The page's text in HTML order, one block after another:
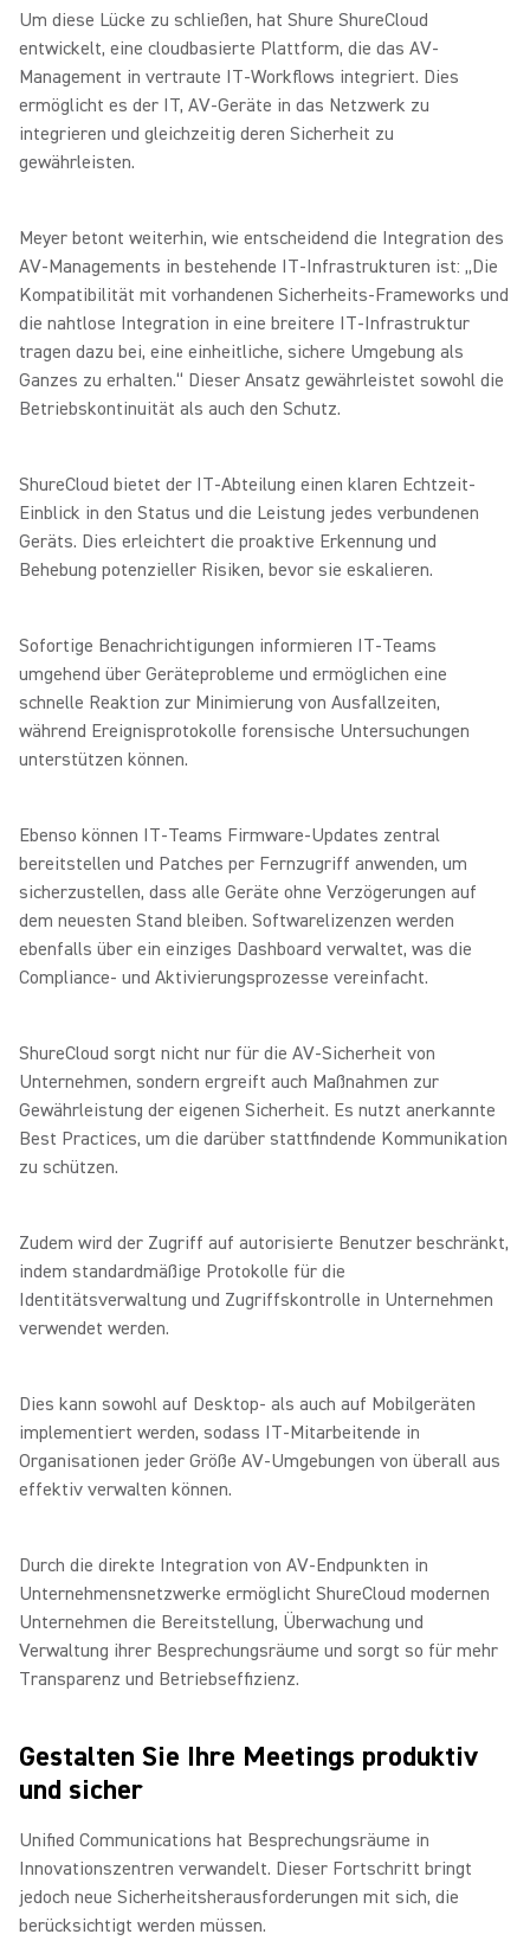
Um diese Lücke zu schließen, hat Shure ShureCloud
entwickelt, eine cloudbasierte Plattform, die das AV-
Management in vertraute IT-Workflows integriert. Dies
ermöglicht es der IT, AV-Geräte in das Netzwerk zu
integrieren und gleichzeitig deren Sicherheit zu
gewährleisten.
Meyer betont weiterhin, wie entscheidend die Integration des
AV-Managements in bestehende IT-Infrastrukturen ist: „Die
Kompatibilität mit vorhandenen Sicherheits-Frameworks und
die nahtlose Integration in eine breitere IT-Infrastruktur
tragen dazu bei, eine einheitliche, sichere Umgebung als
Ganzes zu erhalten.“ Dieser Ansatz gewährleistet sowohl die
Betriebskontinuität als auch den Schutz.
ShureCloud bietet der IT-Abteilung einen klaren Echtzeit-
Einblick in den Status und die Leistung jedes verbundenen
Geräts. Dies erleichtert die proaktive Erkennung und
Behebung potenzieller Risiken, bevor sie eskalieren.
Sofortige Benachrichtigungen informieren IT-Teams
umgehend über Geräteprobleme und ermöglichen eine
schnelle Reaktion zur Minimierung von Ausfallzeiten,
während Ereignisprotokolle forensische Untersuchungen
unterstützen können.
Ebenso können IT-Teams Firmware-Updates zentral
bereitstellen und Patches per Fernzugriff anwenden, um
sicherzustellen, dass alle Geräte ohne Verzögerungen auf
dem neuesten Stand bleiben. Softwarelizenzen werden
ebenfalls über ein einziges Dashboard verwaltet, was die
Compliance- und Aktivierungsprozesse vereinfacht.
ShureCloud sorgt nicht nur für die AV-Sicherheit von
Unternehmen, sondern ergreift auch Maßnahmen zur
Gewährleistung der eigenen Sicherheit. Es nutzt anerkannte
Best Practices, um die darüber stattfindende Kommunikation
zu schützen.
Zudem wird der Zugriff auf autorisierte Benutzer beschränkt,
indem standardmäßige Protokolle für die
Identitätsverwaltung und Zugriffskontrolle in Unternehmen
verwendet werden.
Dies kann sowohl auf Desktop- als auch auf Mobilgeräten
implementiert werden, sodass IT-Mitarbeitende in
Organisationen jeder Größe AV-Umgebungen von überall aus
effektiv verwalten können.
Durch die direkte Integration von AV-Endpunkten in
Unternehmensnetzwerke ermöglicht ShureCloud modernen
Unternehmen die Bereitstellung, Überwachung und
Verwaltung ihrer Besprechungsräume und sorgt so für mehr
Transparenz und Betriebseffizienz.
Gestalten Sie Ihre Meetings produktiv
und sicher
Unified Communications hat Besprechungsräume in
Innovationszentren verwandelt. Dieser Fortschritt bringt
jedoch neue Sicherheitsherausforderungen mit sich, die
berücksichtigt werden müssen.